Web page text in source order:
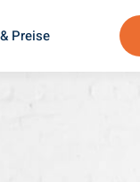
Preise